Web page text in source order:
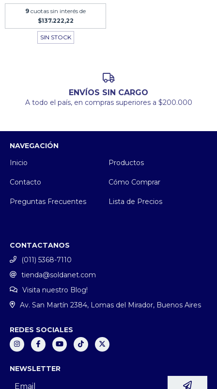
9 cuotas sin interés de
$137.222,22
SIN STOCK
ENVÍOS SIN CARGO
A todo el país, en compras superiores a $200.000
NAVEGACIÓN
Inicio
Productos
Contacto Cómo Comprar
Preguntas Frecuentes Lista de Precios
CONTACTANOS
(011) 5368-7110
tienda@soldanet.com
Visita nuestro Blog!
Av. San Martín 2384, Lomas del Mirador, Buenos Aires
REDES SOCIALES
NEWSLETTER